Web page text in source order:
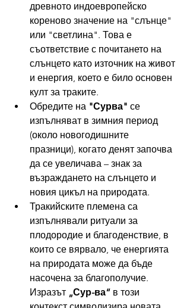
древното индоевропейско
кореново значение на "слънце"
или "светлина". Това е
съответствие с почитането на
слънцето като източник на живот
и енергия, което е било основен
култ за траките.
Обредите на "Сурва" се
изпълняват в зимния период
(около новогодишните
празници), когато денят започва
да се увеличава – знак за
възраждането на слънцето и
новия цикъл на природата.
Тракийските племена са
изпълнявали ритуали за
плодородие и благоденствие, в
които се вярвало, че енергията
на природата може да бъде
насочена за благополучие.
Изразът „Сур-ва“ в този